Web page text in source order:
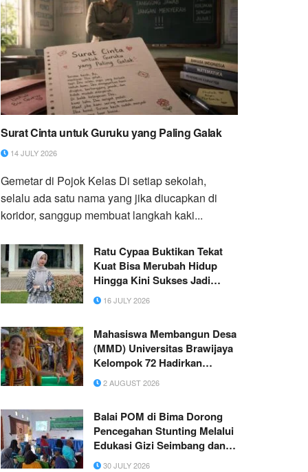
Surat Cinta untuk Guruku yang Paling Galak
14 JULY 2026
Gemetar di Pojok Kelas ​Di setiap sekolah,
selalu ada satu nama yang jika diucapkan di
koridor, sanggup membuat langkah kaki...
Ratu Cypaa Buktikan Tekat
Kuat Bisa Merubah Hidup
Hingga Kini Sukses Jadi
Konten Kreator Game
16 JULY 2026
Mahasiswa Membangun Desa
(MMD) Universitas Brawijaya
Kelompok 72 Hadirkan
Program Edukasi dan
Pelestarian Budaya di Desa
2 AUGUST 2026
Balai POM di Bima Dorong
Pencegahan Stunting Melalui
Edukasi Gizi Seimbang dan
Pangan Aman
30 JULY 2026